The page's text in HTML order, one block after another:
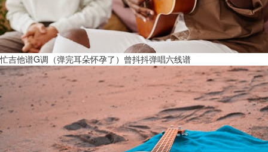
忙吉他谱G调（弹完耳朵怀孕了）曾抖抖弹唱六线谱